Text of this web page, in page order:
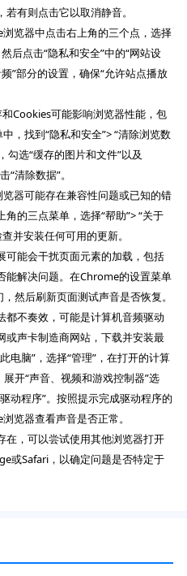
有则点击它以取消静音。
览器中点击右上角的三个点，选择
后点击“隐私和安全”中的“网站设
”部分的设置，确保“允许站点播放
Cookies可能影响浏览器性能，包
，找到“隐私和安全”> “清除浏览数
勾选“缓存的图片和文件”以及
“清除数据”。
器可能存在兼容性问题或已知的错
的三点菜单，选择“帮助”> “关于
并安装任何可用的更新。
可能会干扰页面元素的加载，包括
能解决问题。在Chrome的设置菜单
然后刷新页面测试声音是否恢复。
都不奏效，可能是计算机音频驱动
或声卡制造商网站，下载并安装最
电脑”，选择“管理”，在打开的计算
开“声音、视频和游戏控制器”选
动程序”。按照提示完成驱动程序的
览器查看声音是否正常。
在，可以尝试使用其他浏览器打开
或Safari，以确定问题是否特定于